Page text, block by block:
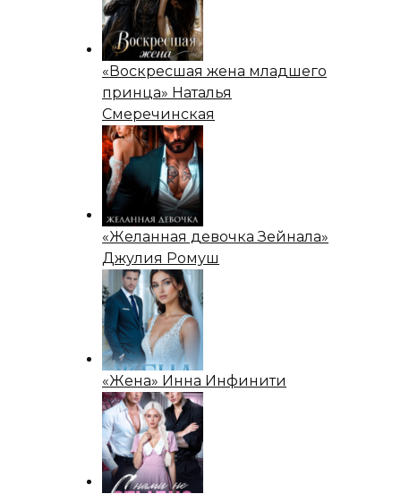
«Воскресшая жена младшего
принца» Наталья
Смеречинская
«Желанная девочка Зейнала»
Джулия Ромуш
«Жена» Инна Инфинити